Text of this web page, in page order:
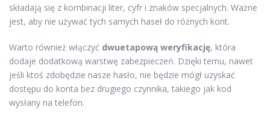
składają się z kombinacji liter, cyfr i znaków specjalnych. Ważne
jest, aby nie używać tych samych haseł do różnych kont.
Warto również włączyć dwuetapową weryfikację, która
dodaje dodatkową warstwę zabezpieczeń. Dzięki temu, nawet
jeśli ktoś zdobędzie nasze hasło, nie będzie mógł uzyskać
dostępu do konta bez drugiego czynnika, takiego jak kod
wysłany na telefon.